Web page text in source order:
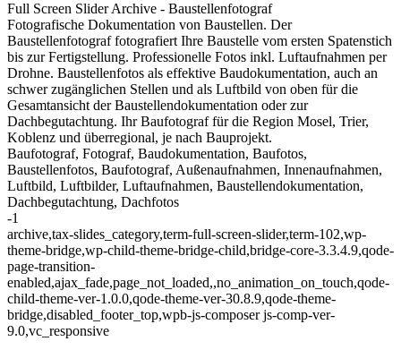
Full Screen Slider Archive - Baustellenfotograf
Fotografische Dokumentation von Baustellen. Der
Baustellenfotograf fotografiert Ihre Baustelle vom ersten Spatenstich
bis zur Fertigstellung. Professionelle Fotos inkl. Luftaufnahmen per
Drohne. Baustellenfotos als effektive Baudokumentation, auch an
schwer zugänglichen Stellen und als Luftbild von oben für die
Gesamtansicht der Baustellendokumentation oder zur
Dachbegutachtung. Ihr Baufotograf für die Region Mosel, Trier,
Koblenz und überregional, je nach Bauprojekt.
Baufotograf, Fotograf, Baudokumentation, Baufotos,
Baustellenfotos, Baufotograf, Außenaufnahmen, Innenaufnahmen,
Luftbild, Luftbilder, Luftaufnahmen, Baustellendokumentation,
Dachbegutachtung, Dachfotos
-1
archive,tax-slides_category,term-full-screen-slider,term-102,wp-
theme-bridge,wp-child-theme-bridge-child,bridge-core-3.3.4.9,qode-
page-transition-
enabled,ajax_fade,page_not_loaded,,no_animation_on_touch,qode-
child-theme-ver-1.0.0,qode-theme-ver-30.8.9,qode-theme-
bridge,disabled_footer_top,wpb-js-composer js-comp-ver-
9.0,vc_responsive